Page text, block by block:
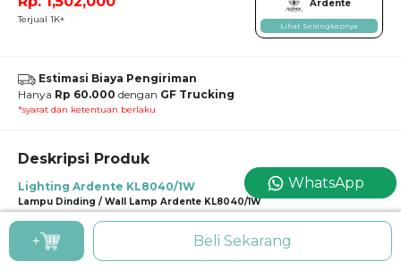
Terjual 1K+
Ardente
Lihat Selengkapnya
Estimasi Biaya Pengiriman
Hanya Rp 60.000 dengan GF Trucking
*syarat dan ketentuan berlaku
Deskripsi Produk
Lighting Ardente KL8040/1W
Lampu Dinding / Wall Lamp Ardente KL8040/1W
Klasik dan berwarna putih; tidakkah dua hal ini membuahkan kesan manis
terhadap ruangan Anda? Ditambah lagi dengan kristal-kristal yang ikut
menghiasi lampu dinding ini. Seperti ruangannya para putri di buku cerita, ya?
+ Beli Sekarang
WhatsApp